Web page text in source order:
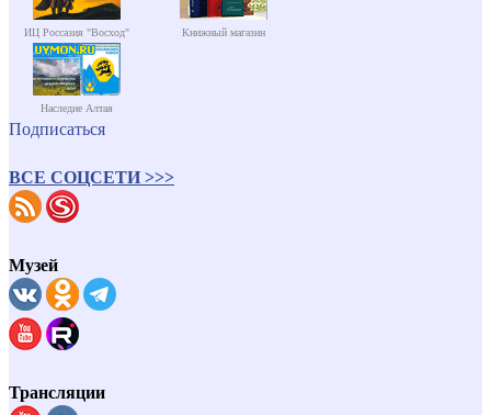
ИЦ Россазия "Восход" Книжный магазин
Наследие Алтая
Подписаться
ВСЕ СОЦСЕТИ >>>
Музей
Трансляции